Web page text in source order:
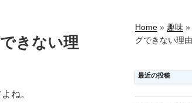
きない理
ね。
Home » 趣味 »
グできない理
最近の投稿